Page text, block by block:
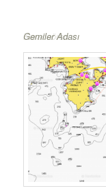
Karacaören